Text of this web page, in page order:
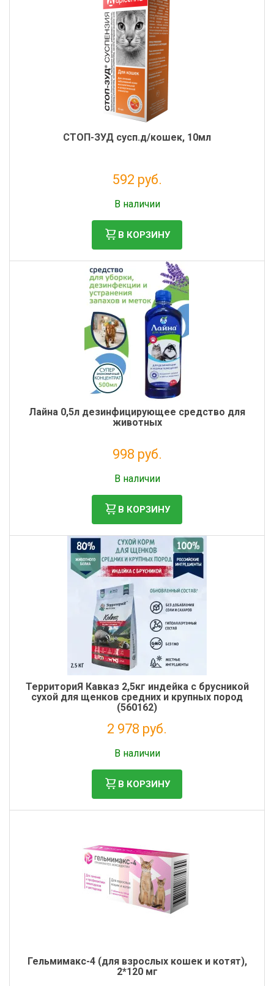
СТОП-ЗУД сусп.д/кошек, 10мл
592 руб.
В наличии
В КОРЗИНУ
Лайна 0,5л дезинфицирующее средство для
животных
998 руб.
В наличии
В КОРЗИНУ
ТерриториЯ Кавказ 2,5кг индейка с брусникой
сухой для щенков средних и крупных пород
(560162)
2 978 руб.
В наличии
В КОРЗИНУ
Гельмимакс-4 (для взрослых кошек и котят),
2*120 мг